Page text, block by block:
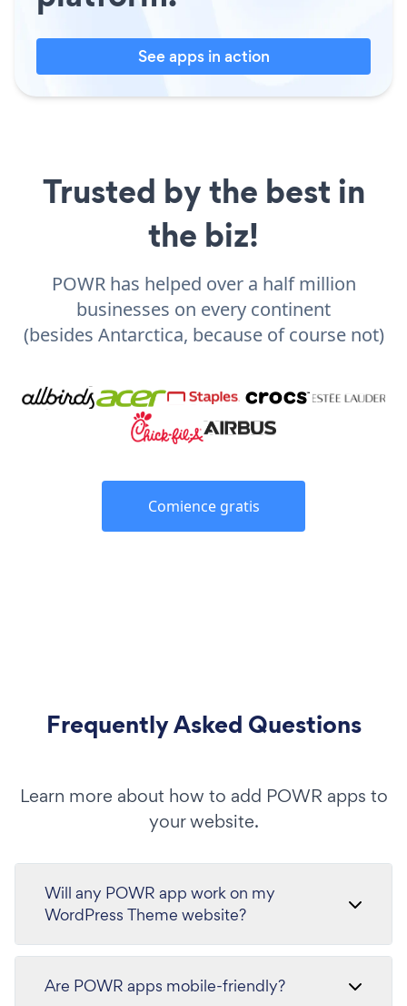
See apps in action
Trusted by the best in
the biz!
POWR has helped over a half million
businesses on every continent
(besides Antarctica, because of course not)
Comience gratis
Frequently Asked Questions
Learn more about how to add POWR apps to
your website.
Will any POWR app work on my
WordPress Theme website?
Are POWR apps mobile-friendly?